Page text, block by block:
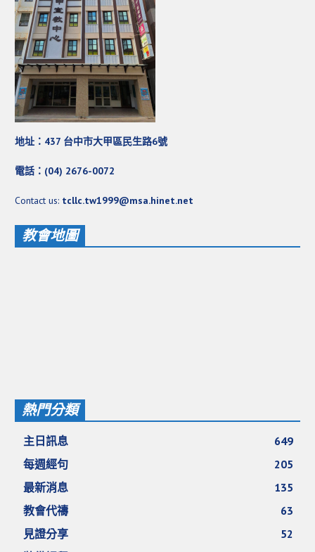
作伙來聽上帝的話
地址：437 台中市大甲區民生路6號
電話：(04) 2676-0072
Contact us: tcllc.tw1999@msa.hinet.net
教會地圖
熱門分類
主日訊息
649
每週經句
205
最新消息
135
教會代禱
63
見證分享
52